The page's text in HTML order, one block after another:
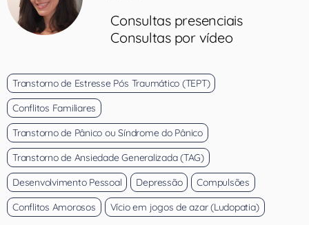
Consultas presenciais
Consultas por vídeo
Transtorno de Estresse Pós Traumático (TEPT)
Conflitos Familiares
Transtorno de Pânico ou Síndrome do Pânico
Transtorno de Ansiedade Generalizada (TAG)
Desenvolvimento Pessoal
Depressão
Compulsões
Conflitos Amorosos
Vício em jogos de azar (Ludopatia)